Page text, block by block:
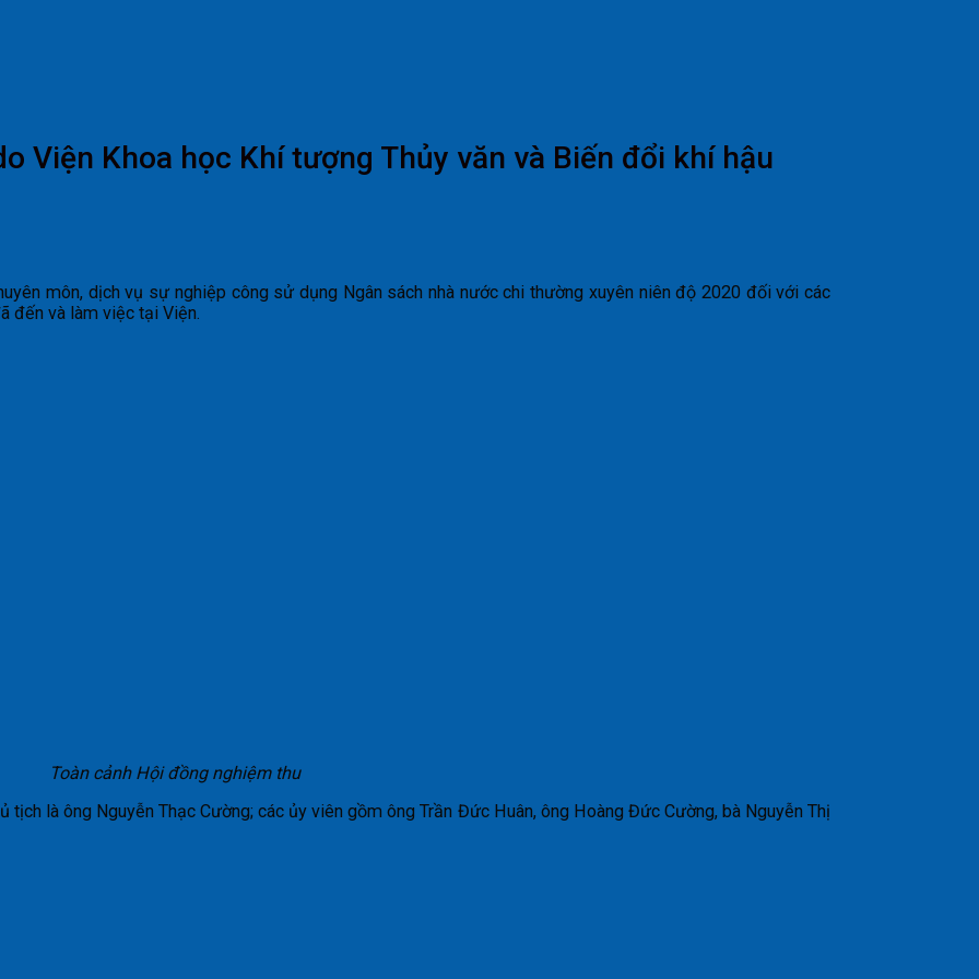
Viện Khoa học Khí tượng Thủy văn và Biến đổi khí hậu
môn, dịch vụ sự nghiệp công sử dụng Ngân sách nhà nước chi thường xuyên niên độ 2020 đối với các
đến và làm việc tại Viện.
Toàn cảnh Hội đồng nghiệm thu
tịch là ông Nguyễn Thạc Cường; các ủy viên gồm ông Trần Đức Huân, ông Hoàng Đức Cường, bà Nguyễn Thị